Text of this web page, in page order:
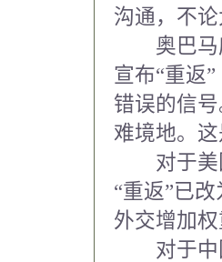
沟通，不论
奥巴马应
宣布“重返
错误的信
难境地。
对于美国
“重返”已
外交增加权
对于中国